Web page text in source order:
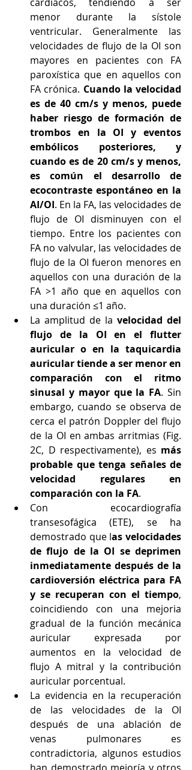
menor durante la sístole
ventricular. Generalmente las
velocidades de flujo de la OI son
mayores en pacientes con FA
paroxística que en aquellos con
FA crónica. Cuando la velocidad
es de 40 cm/s y menos, puede
haber riesgo de formación de
trombos en la OI y eventos
embólicos posteriores, y
cuando es de 20 cm/s y menos,
es común el desarrollo de
ecocontraste espontáneo en la
AI/OI. En la FA, las velocidades de
flujo de OI disminuyen con el
tiempo. Entre los pacientes con
FA no valvular, las velocidades de
flujo de la OI fueron menores en
aquellos con una duración de la
FA >1 año que en aquellos con
una duración ≤1 año.
La amplitud de la velocidad del
flujo de la OI en el flutter
auricular o en la taquicardia
auricular tiende a ser menor en
comparación con el ritmo
sinusal y mayor que la FA. Sin
embargo, cuando se observa de
cerca el patrón Doppler del flujo
de la OI en ambas arritmias (Fig.
2C, D respectivamente), es más
probable que tenga señales de
velocidad regulares en
comparación con la FA.
Con ecocardiografía
transesofágica (ETE), se ha
demostrado que las velocidades
de flujo de la OI se deprimen
inmediatamente después de la
cardioversión eléctrica para FA
y se recuperan con el tiempo,
coincidiendo con una mejoria
gradual de la función mecánica
auricular expresada por
aumentos en la velocidad de
flujo A mitral y la contribución
auricular porcentual.
La evidencia en la recuperación
de las velocidades de la OI
después de una ablación de
venas pulmonares es
contradictoria, algunos estudios